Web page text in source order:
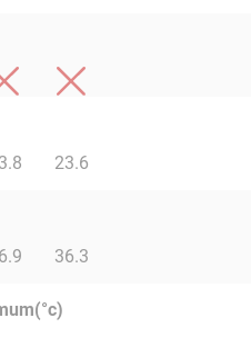
23.6
36.3